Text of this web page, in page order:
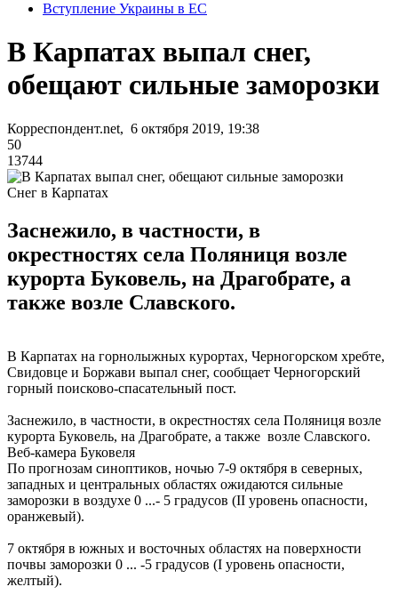
Вступление Украины в ЕС
В Карпатах выпал снег,
обещают сильные заморозки
Корреспондент.net, 6 октября 2019, 19:38
50
13744
Снег в Карпатах
Заснежило, в частности, в
окрестностях села Поляниця возле
курорта Буковель, на Драгобрате, а
также возле Славского.
В Карпатах на горнолыжных курортах, Черногорском хребте,
Свидовце и Боржави выпал снег, сообщает Черногорский
горный поисково-спасательный пост.
Заснежило, в частности, в окрестностях села Поляниця возле
курорта Буковель, на Драгобрате, а также возле Славского.
Веб-камера Буковеля
По прогнозам синоптиков, ночью 7-9 октября в северных,
западных и центральных областях ожидаются сильные
заморозки в воздухе 0 ...- 5 градусов (II уровень опасности,
оранжевый).
7 октября в южных и восточных областях на поверхности
почвы заморозки 0 ... -5 градусов (І уровень опасности,
желтый).